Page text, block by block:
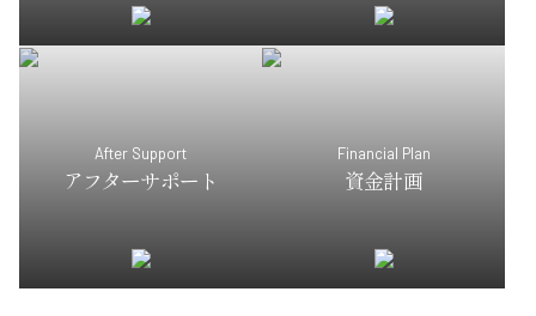
After Support
アフターサポート
Financial Plan
資金計画